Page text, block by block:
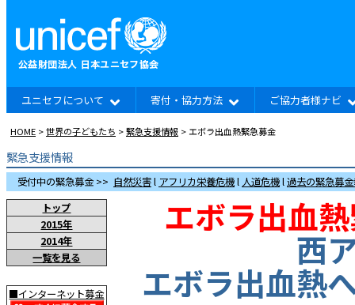
ユニセフについて 寄付・協力方法 ご協力者様ナビ
HOME >世界の子どもたち >緊急支援情報 > エボラ出血熱緊急募金
緊急支援情報
受付中の緊急募金 >> 自然災害l アフリカ栄養危機l 人道危機l過去の緊急募
トップ
2015年
2014年
一覧を見る
■インターネット募金
エボラ出血
西
エボラ出血熱